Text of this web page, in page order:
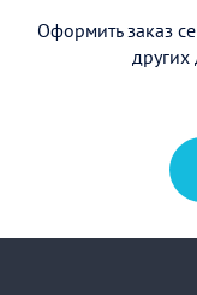
Оформить заказ
других